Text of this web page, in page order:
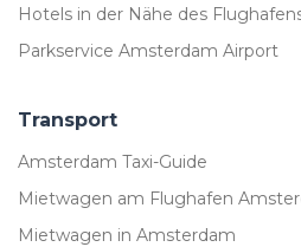
Hotels in der Nähe des
Parkservice Amsterdam Airport
Transport
Amsterdam Taxi-Guide
Mietwagen am Flughafen
Mietwagen in Amsterdam